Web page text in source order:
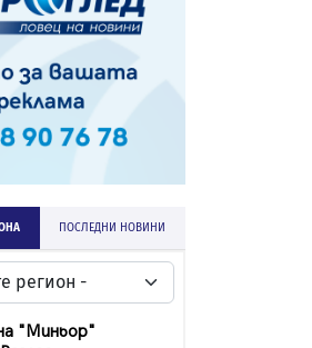
ПОСЛЕДНИ НОВИНИ
"Миньор"